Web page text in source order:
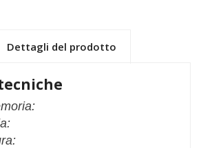
Dettagli del prodotto